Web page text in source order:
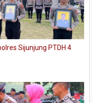
Sijunjung PTDH 4